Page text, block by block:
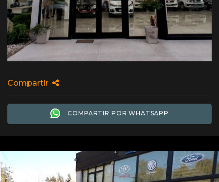
Compartir
COMPARTIR POR WHATSAPP